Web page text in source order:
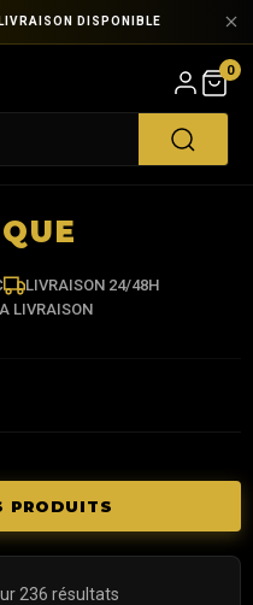
DISPONIBLE
0
LIVRAISON 24/48H
LIVRAISON
PRODUITS
236 résultats